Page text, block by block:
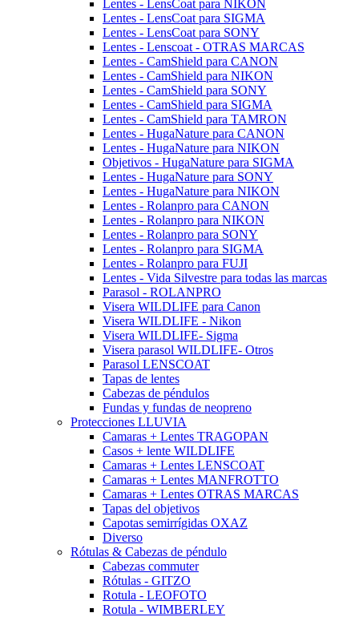
Lentes - LensCoat para NIKON
Lentes - LensCoat para SIGMA
Lentes - LensCoat para SONY
Lentes - Lenscoat - OTRAS MARCAS
Lentes - CamShield para CANON
Lentes - CamShield para NIKON
Lentes - CamShield para SONY
Lentes - CamShield para SIGMA
Lentes - CamShield para TAMRON
Lentes - HugaNature para CANON
Lentes - HugaNature para NIKON
Objetivos - HugaNature para SIGMA
Lentes - HugaNature para SONY
Lentes - HugaNature para NIKON
Lentes - Rolanpro para CANON
Lentes - Rolanpro para NIKON
Lentes - Rolanpro para SONY
Lentes - Rolanpro para SIGMA
Lentes - Rolanpro para FUJI
Lentes - Vida Silvestre para todas las marcas
Parasol - ROLANPRO
Visera WILDLIFE para Canon
Visera WILDLIFE - Nikon
Visera WILDLIFE- Sigma
Visera parasol WILDLIFE- Otros
Parasol LENSCOAT
Tapas de lentes
Cabezas de péndulos
Fundas y fundas de neopreno
Protecciones LLUVIA
Camaras + Lentes TRAGOPAN
Casos + lente WILDLIFE
Camaras + Lentes LENSCOAT
Camaras + Lentes MANFROTTO
Camaras + Lentes OTRAS MARCAS
Tapas del objetivos
Capotas semirrígidas OXAZ
Diverso
Rótulas & Cabezas de péndulo
Cabezas commuter
Rótulas - GITZO
Rotula - LEOFOTO
Rotula - WIMBERLEY